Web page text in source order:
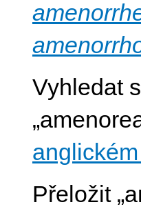
Vyhledat
Přeložit